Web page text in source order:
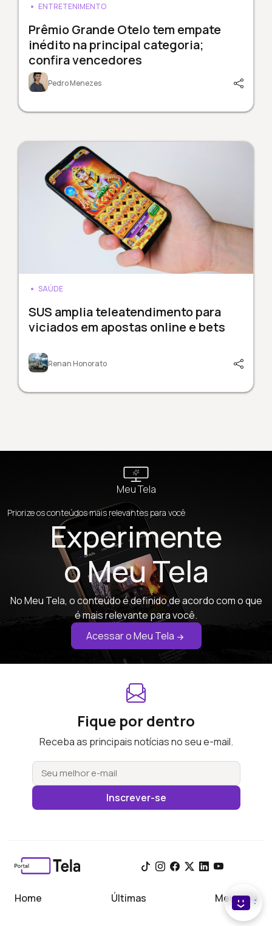
ENTRETENIMENTO
Prêmio Grande Otelo tem empate
inédito na principal categoria;
confira vencedores
Pedro Menezes
SAÚDE
SUS amplia teleatendimento para
viciados em apostas online e bets
Renan Honorato
Meu Tela
Priorize os conteúdos mais relevantes para você
Experimente
o Meu Tela
No Meu Tela, o conteúdo é definido de acordo com o que
é mais relevante para você.
Acessar o Meu Tela
Fique por dentro
Receba as principais notícias no seu e-mail.
Inscrever-se
Home Últimas Meu Tela